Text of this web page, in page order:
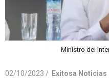
Ministro del
02/10/2023 / Exitosa Noticias